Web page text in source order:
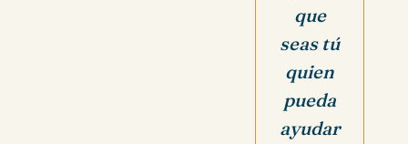
que
seas tú
quien
pueda
ayudar